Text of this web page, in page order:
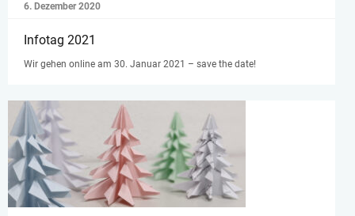
6. Dezember 2020
Infotag 2021
Wir gehen online am 30. Januar 2021 – save the date!